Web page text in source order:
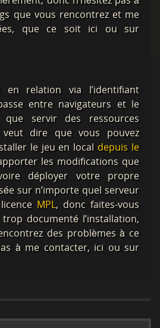
que vous rencontrez et me
que ce soit ici ou sur
en relation via l’identifiant
entre navigateurs et le
que servir des ressources
dire que vous pouvez
le jeu en local depuis le
les modifications que
déployer votre propre
sur n’importe quel serveur
MPL, donc faites-vous
trop documenté l’installation,
des problèmes à ce
à me contacter, ici ou sur